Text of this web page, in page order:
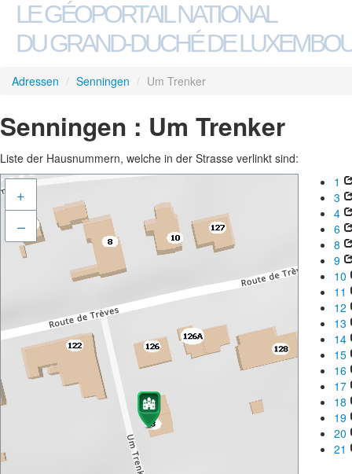
LE GÉOPORTAIL NATIONAL
DU GRAND-DUCHÉ DE
Adressen / Senningen / Um Trenker
Senningen : Um Trenker
Liste der Hausnummern, welche in der Strasse verlinkt sind:
+
–
1
3
4
6
8
9
10
11
12
13
14
15
16
17
18
19
20
21